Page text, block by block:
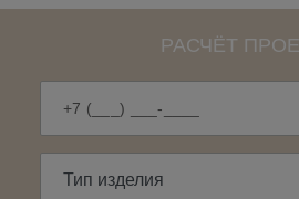
РАСЧЁТ